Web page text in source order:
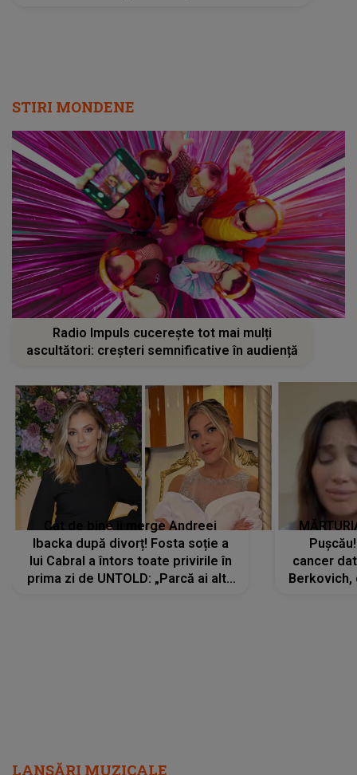
STIRI MONDENE
Radio Impuls cucerește tot mai mulți
ascultători: creșteri semnificative în audiență
Cât de bine îi merge Andreei
Ibacka după divorț! Fosta soție a
lui Cabral a întors toate privirile în
prima zi de UNTOLD: „Parcă ai altă
cancer
Berkovich,
LANSĂRI MUZICALE